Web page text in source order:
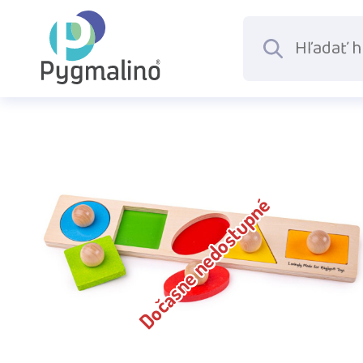
Dočasne nedostupné